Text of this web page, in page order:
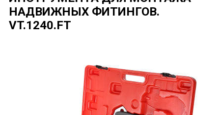
НАДВИЖНЫХ ФИТИНГОВ.
VT.1240.FT